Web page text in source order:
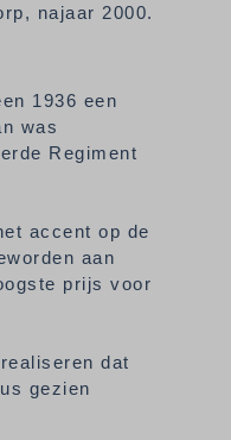
najaar 2000.
1936 een
was
Regiment
accent op de
aan
prijs voor
dat
gezien